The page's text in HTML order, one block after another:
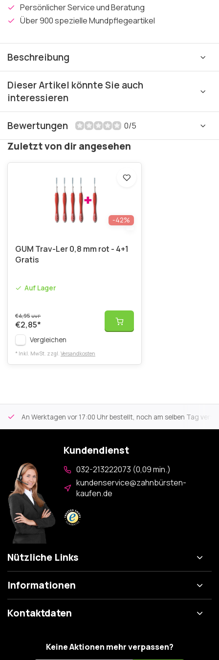
Persönlicher Service und Beratung
Über 900 spezielle Mundpflegeartikel
Beschreibung
Dieser Artikel könnte Sie auch
interessieren
Bewertungen 0/5
Zuletzt von dir angesehen
-42%
GUM Trav-Ler 0,8 mm rot - 4+1
Gratis
Auf Lager
€4,95UVP
€2,85*
Vergleichen
* Inkl. MwSt. zzgl. Versandkosten
An Werktagen vor 17:00 Uhr bestellt, noch am selben Tag
Kundendienst
032-213222073 (0,09 min.)
kundenservice@zahnbürsten-
kaufen.de
Nützliche Links
Informationen
Kontaktdaten
Keine Aktionen mehr verpassen?